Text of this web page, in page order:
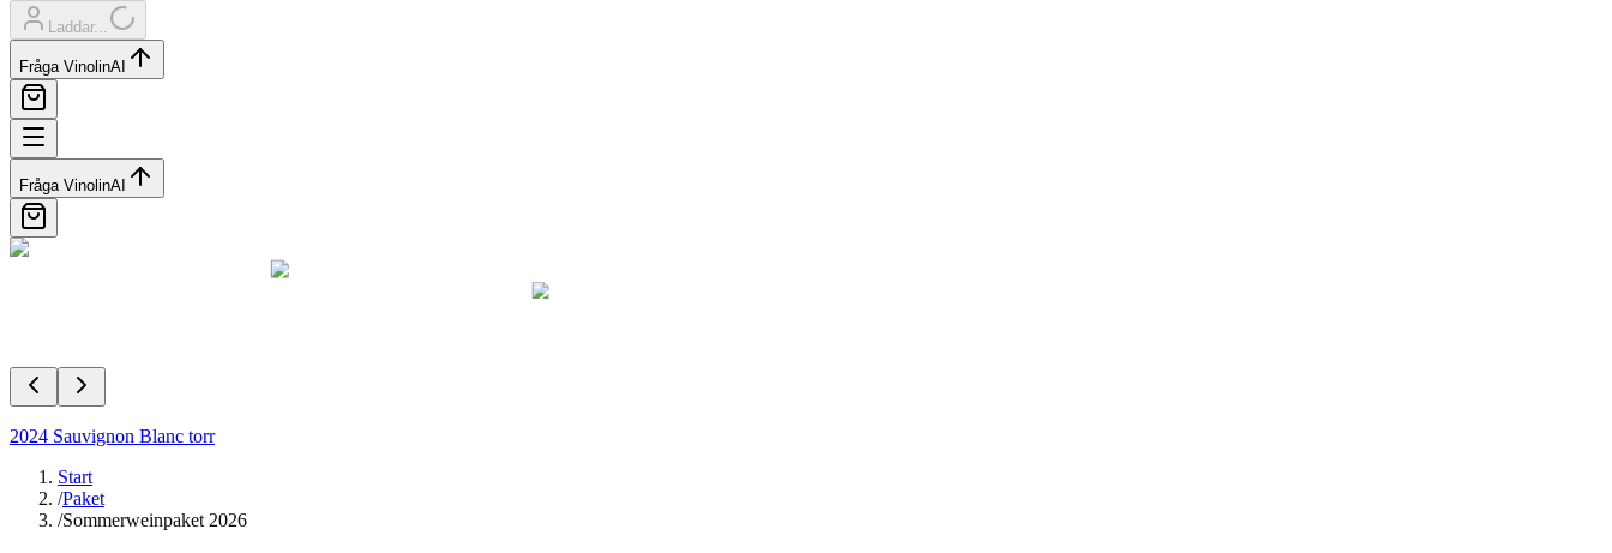
Laddar...
Fråga VinolinAI
Fråga VinolinAI
2024 Sauvignon Blanc torr
Start
/Paket
/Sommerweinpaket 2026